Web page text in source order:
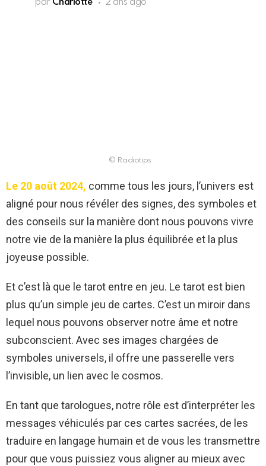
par Charlotte 2 ans ago
© Radiotips
Le 20 août 2024, comme tous les jours, l’univers est
aligné pour nous révéler des signes, des symboles et
des conseils sur la manière dont nous pouvons vivre
notre vie de la manière la plus équilibrée et la plus
joyeuse possible.
Et c’est là que le tarot entre en jeu. Le tarot est bien
plus qu’un simple jeu de cartes. C’est un miroir dans
lequel nous pouvons observer notre âme et notre
subconscient. Avec ses images chargées de
symboles universels, il offre une passerelle vers
l’invisible, un lien avec le cosmos.
En tant que tarologues, notre rôle est d’interpréter les
messages véhiculés par ces cartes sacrées, de les
traduire en langage humain et de vous les transmettre
pour que vous puissiez vous aligner au mieux avec